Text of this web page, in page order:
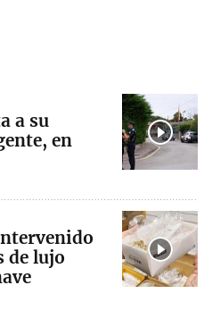
a su
en
de lujo